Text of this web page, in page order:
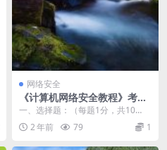
网络安全
《计算机网络安全教程》考试
试卷(无答案)
一、选择题：（每题1分，共10
分） 1、信息的保密性是指（
）： A、...
2 年前 79 1